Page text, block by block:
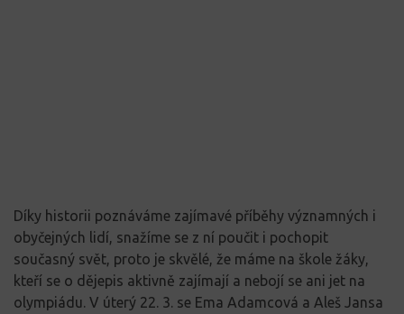
Díky historii poznáváme zajímavé příběhy významných i
obyčejných lidí, snažíme se z ní poučit i pochopit
současný svět, proto je skvělé, že máme na škole žáky,
kteří se o dějepis aktivně zajímají a nebojí se ani jet na
olympiádu. V úterý 22. 3. se Ema Adamcová a Aleš Jansa